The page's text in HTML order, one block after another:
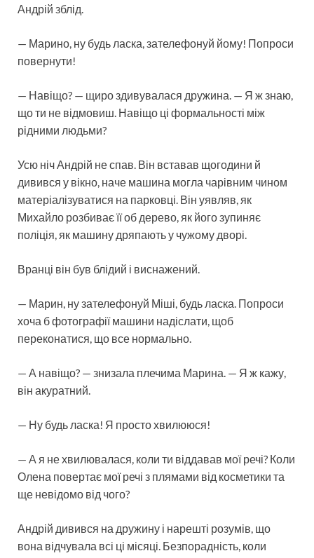
Андрій зблід.
— Марино, ну будь ласка, зателефонуй йому! Попроси
повернути!
— Навіщо? — щиро здивувалася дружина. — Я ж знаю,
що ти не відмовиш. Навіщо ці формальності між
рідними людьми?
Усю ніч Андрій не спав. Він вставав щогодини й
дивився у вікно, наче машина могла чарівним чином
матеріалізуватися на парковці. Він уявляв, як
Михайло розбиває її об дерево, як його зупиняє
поліція, як машину дряпають у чужому дворі.
Вранці він був блідий і виснажений.
— Марин, ну зателефонуй Міші, будь ласка. Попроси
хоча б фотографії машини надіслати, щоб
переконатися, що все нормально.
— А навіщо? — знизала плечима Марина. — Я ж кажу,
він акуратний.
— Ну будь ласка! Я просто хвилююся!
— А я не хвилювалася, коли ти віддавав мої речі? Коли
Олена повертає мої речі з плямами від косметики та
ще невідомо від чого?
Андрій дивився на дружину і нарешті розумів, що
вона відчувала всі ці місяці. Безпорадність, коли